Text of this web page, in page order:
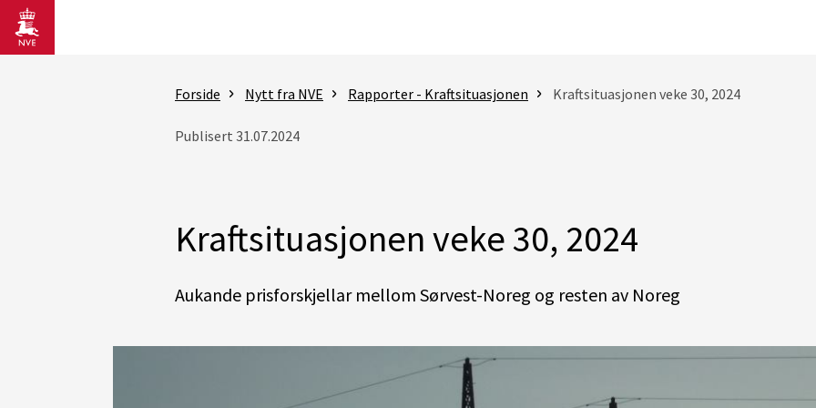
Gå til hovedinnhold
Forside Nytt fra NVE Rapporter - Kraftsituasjonen Kraftsituasjonen veke 30, 2024
Publisert 31.07.2024
Kraftsituasjonen veke 30, 2024
Aukande prisforskjellar mellom Sørvest-Noreg og resten av Noreg